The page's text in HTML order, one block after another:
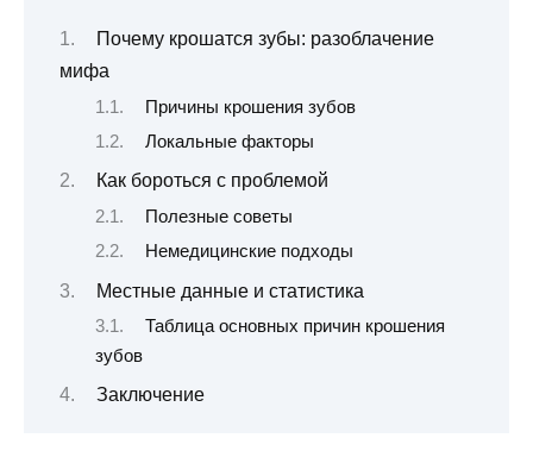
Почему крошатся зубы: разоблачение
мифа
Причины крошения зубов
Локальные факторы
Как бороться с проблемой
Полезные советы
Немедицинские подходы
Местные данные и статистика
Таблица основных причин крошения
зубов
Заключение